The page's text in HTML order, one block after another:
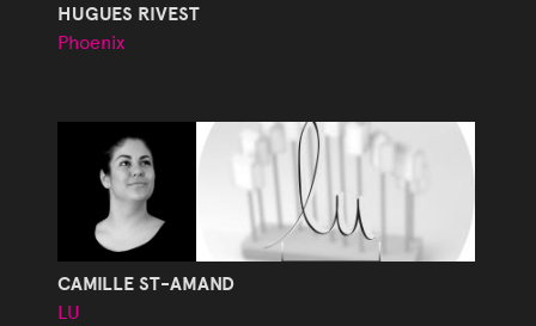
HUGUES RIVEST
Phoenix
CAMILLE ST-AMAND
LU